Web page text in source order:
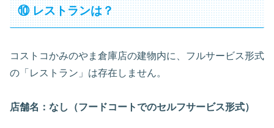
⑩ レストランは？
コストコかみのやま倉庫店の建物内に、フルサービス形式
の「レストラン」は存在しません。
店舗名：なし（フードコートでのセルフサービス形式）